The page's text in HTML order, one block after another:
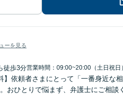
ーを見る
徒歩3分営業時間：09:00~20:00（土日祝日）
】依頼者さまにとって「一番身近な
おひとりで悩まず、弁護士にご相